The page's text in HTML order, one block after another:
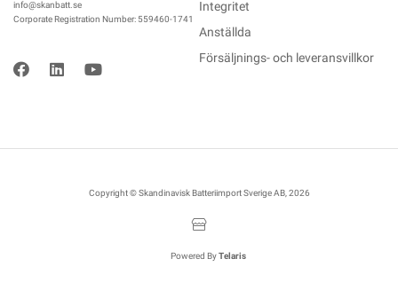
info@skanbatt.se
Corporate Registration Number: 559460-1741
Integritet
Anställda
Försäljnings- och leveransvillkor
Copyright © Skandinavisk Batteriimport Sverige AB, 2026
Powered ByTelaris